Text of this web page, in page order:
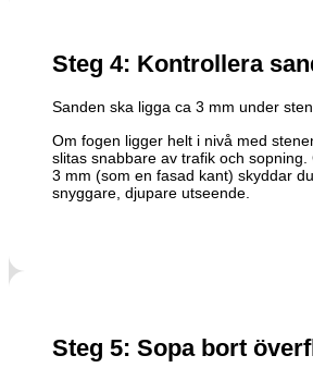
Steg 4: Kontrollera
Sanden ska ligga ca 3 mm under
Om fogen ligger helt i nivå med
slitas snabbare av trafik och sopning.
3 mm (som en fasad kant) skyddar
snyggare, djupare utseende.
Steg 5: Sopa bort